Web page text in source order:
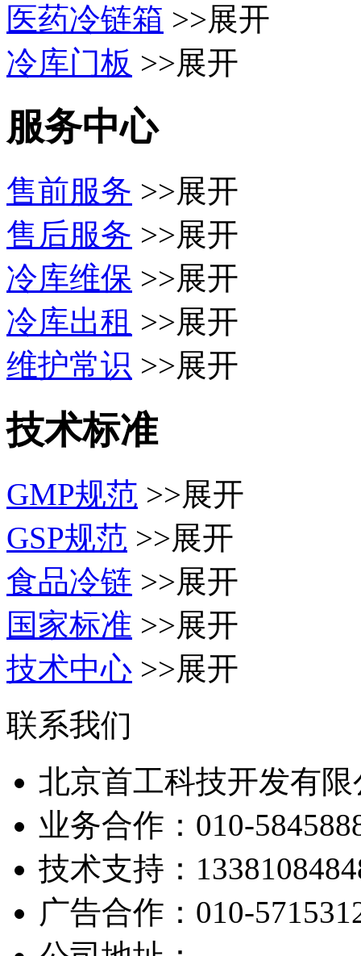
医药冷链箱 >>展开
冷库门板 >>展开
服务中心
售前服务 >>展开
售后服务 >>展开
冷库维保 >>展开
冷库出租 >>展开
维护常识 >>展开
技术标准
GMP规范 >>展开
GSP规范 >>展开
食品冷链 >>展开
国家标准 >>展开
技术中心 >>展开
联系我们
北京首工科技开发有限
业务合作： 010-
技术支持：
广告合作： 010-